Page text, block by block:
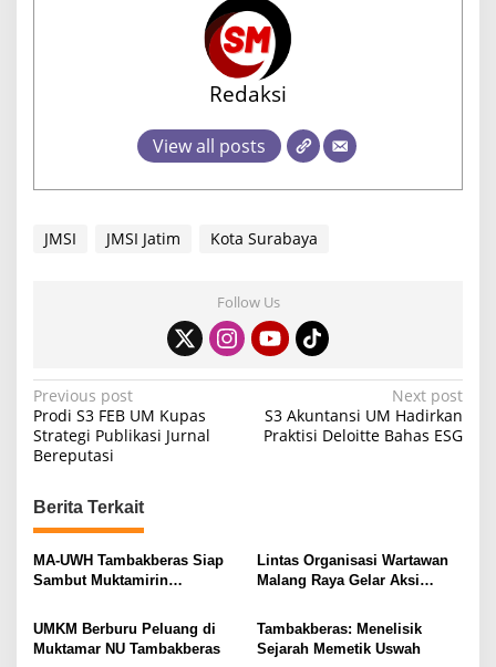
Redaksi
View all posts
JMSI JMSI Jatim Kota Surabaya
Follow Us
P
o
s
t
n
a
v
i
g
Previous post
Prodi S3 FEB UM Kupas
Strategi Publikasi Jurnal
Bereputasi
Next post
S3 Akuntansi UM Hadirkan
Praktisi Deloitte Bahas ESG
Berita Terkait
MA-UWH Tambakberas Siap
Sambut Muktamirin
Lintas Organisasi Wartawan
Malang Raya Gelar Aksi
Ireng”
UMKM Berburu Peluang di
Muktamar NU Tambakberas
Tambakberas: Menelisik
Sejarah Memetik Uswah